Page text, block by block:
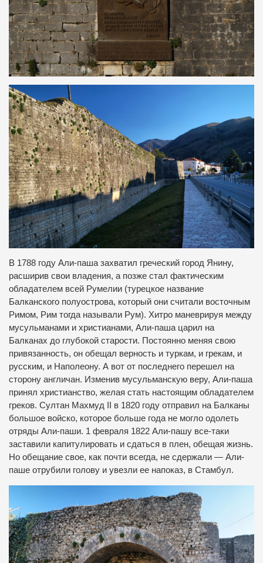
В 1788 году Али-паша захватил греческий город Янину,
расширив свои владения, а позже стал фактическим
обладателем всей Румелии (турецкое название
Балканского полуострова, который они считали восточным
Римом, Рим тогда называли Рум). Хитро маневрируя между
мусульманами и христианами, Али-паша царил на
Балканах до глубокой старости. Постоянно меняя свою
привязанность, он обещал верность и туркам, и грекам, и
русским, и Наполеону. А вот от последнего перешел на
сторону англичан. Изменив мусульманскую веру, Али-паша
принял христианство, желая стать настоящим обладателем
греков. Султан Махмуд II в 1820 году отправил на Балканы
большое войско, которое больше года не могло одолеть
отряды Али-паши. 1 февраля 1822 Али-пашу все-таки
заставили капитулировать и сдаться в плен, обещая жизнь.
Но обещание свое, как почти всегда, не сдержали — Али-
паше отрубили голову и увезли ее напоказ, в Стамбул.